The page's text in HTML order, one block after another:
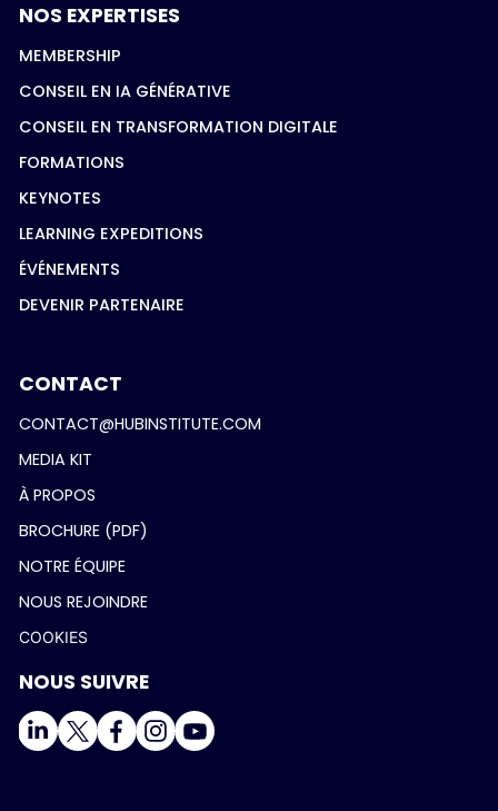
NOS EXPERTISES
MEMBERSHIP
CONSEIL EN IA GÉNÉRATIVE
CONSEIL EN TRANSFORMATION DIGITALE
FORMATIONS
KEYNOTES
LEARNING EXPEDITIONS
ÉVÉNEMENTS
DEVENIR PARTENAIRE
CONTACT
CONTACT@HUBINSTITUTE.COM
MEDIA KIT
À PROPOS
BROCHURE (PDF)
NOTRE ÉQUIPE
NOUS REJOINDRE
COOKIES
NOUS SUIVRE